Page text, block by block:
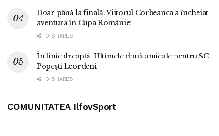
Doar până la finală. Viitorul Corbeanca a încheiat
aventura în Cupa României
0 SHARES
În linie dreaptă. Ultimele două amicale pentru SC
Popești Leordeni
0 SHARES
COMUNITATEA IlfovSport